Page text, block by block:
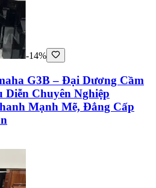
-14%
G3B – Đại Dương Cầm
Diễn Chuyên Nghiệp
Mạnh Mẽ, Đẳng Cấp